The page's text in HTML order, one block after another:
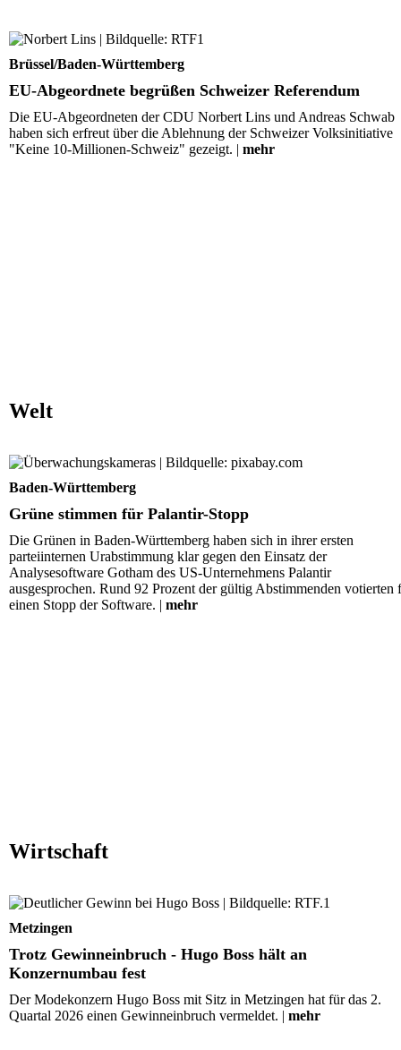
EU-Abgeordnete begrüßen Schweizer Referendum
Brüssel/Baden-Württemberg
EU-Abgeordnete begrüßen Schweizer Referendum
Die EU-Abgeordneten der CDU Norbert Lins und Andreas Schwab
haben sich erfreut über die Ablehnung der Schweizer Volksinitiative
"Keine 10-Millionen-Schweiz" gezeigt. | mehr
Welt
Grüne stimmen für Palantir-Stopp
Baden-Württemberg
Grüne stimmen für Palantir-Stopp
Die Grünen in Baden-Württemberg haben sich in ihrer ersten
parteiinternen Urabstimmung klar gegen den Einsatz der
Analysesoftware Gotham des US-Unternehmens Palantir
ausgesprochen. Rund 92 Prozent der gültig Abstimmenden votierten
einen Stopp der Software. | mehr
Wirtschaft
Trotz Gewinneinbruch - Hugo Boss hält an
fest
Metzingen
Trotz Gewinneinbruch - Hugo Boss hält an
Konzernumbau fest
Der Modekonzern Hugo Boss mit Sitz in Metzingen hat für das 2.
Quartal 2026 einen Gewinneinbruch vermeldet. | mehr